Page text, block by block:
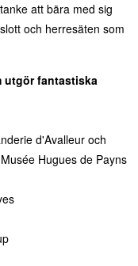
att bära med sig
och herresäten som
utgör fantastiska
d'Avalleur och
Hugues de Payns